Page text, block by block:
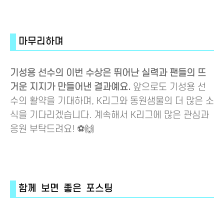
마무리하며
기성용 선수의 이번 수상은 뛰어난 실력과 팬들의 뜨
거운 지지가 만들어낸 결과예요. 앞으로도 기성용 선
수의 활약을 기대하며, K리그와 동원샘물의 더 많은 소
식을 기다리겠습니다. 계속해서 K리그에 많은 관심과
응원 부탁드려요! ⚽🙌
함께 보면 좋은 포스팅